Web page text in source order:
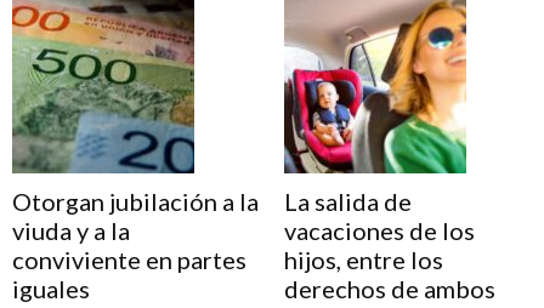
Otorgan jubilación a la
viuda y a la
conviviente en partes
iguales
La salida de
vacaciones de los
hijos, entre los
derechos de ambos